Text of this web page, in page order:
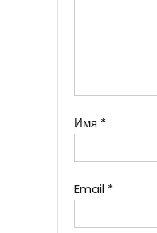
Имя *
Email *